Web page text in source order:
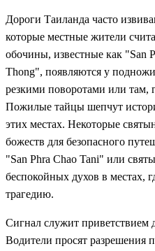
Дороги Таиланда часто
которые местные жители
обочины, известные как "San
Thong", появляются у
резкими поворотами или там,
Пожилые тайцы шепчут
этих местах. Некоторые
божеств для безопасного
"San Phra Chao Tani" или
беспокойных духов в местах,
трагедию.
Сигнал служит приветствием
Водители просят разрешения